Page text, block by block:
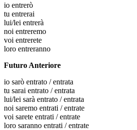
io entrerò
tu entrerai
lui/lei entrerà
noi entreremo
voi entrerete
loro entreranno
Futuro Anteriore
io sarò entrato / entrata
tu sarai entrato / entrata
lui/lei sarà entrato / entrata
noi saremo entrati / entrate
voi sarete entrati / entrate
loro saranno entrati / entrate